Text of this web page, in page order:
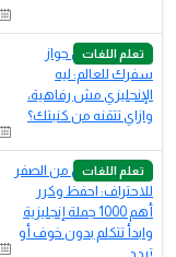
تعلم اللغات
تعلم اللغات